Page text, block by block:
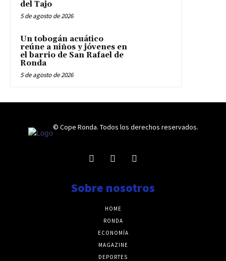
del Tajo
5 de agosto de 2026
Un tobogán acuático
reúne a niños y jóvenes en
el barrio de San Rafael de
Ronda
5 de agosto de 2026
© Cope Ronda. Todos los derechos reservados.
Sobre nosotros
HOME
RONDA
ECONOMÍA
MAGAZINE
DEPORTES